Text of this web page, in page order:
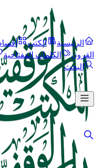
الرئيسية الكتب
القرون
الكلمات المفتاحية
البحث